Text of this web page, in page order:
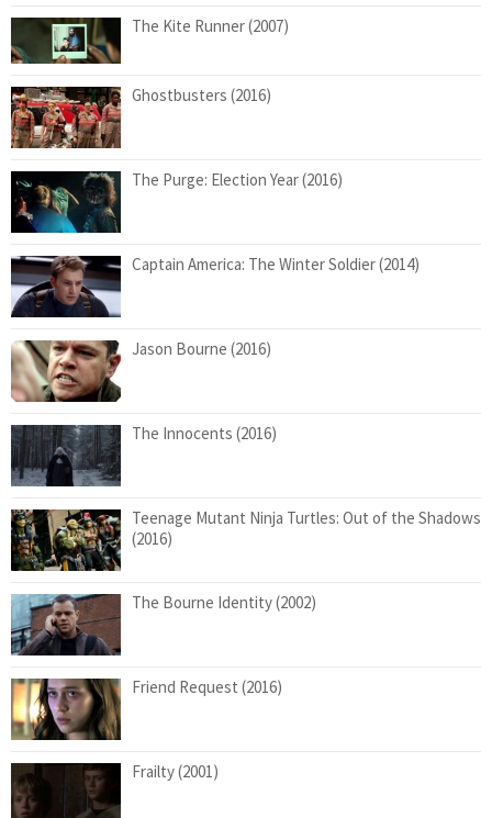
The Kite Runner (2007)
Ghostbusters (2016)
The Purge: Election Year (2016)
Captain America: The Winter Soldier (2014)
Jason Bourne (2016)
The Innocents (2016)
Teenage Mutant Ninja Turtles: Out of the Shadows
(2016)
The Bourne Identity (2002)
Friend Request (2016)
Frailty (2001)